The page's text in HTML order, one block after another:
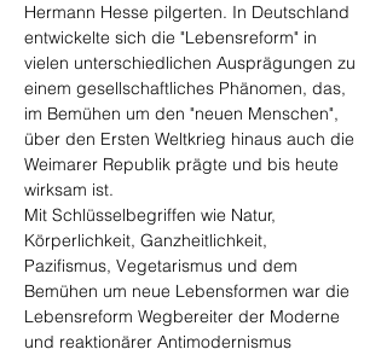
Hermann Hesse pilgerten. In Deutschland
entwickelte sich die "Lebensreform" in
vielen unterschiedlichen Ausprägungen zu
einem gesellschaftliches Phänomen, das,
im Bemühen um den "neuen Menschen",
über den Ersten Weltkrieg hinaus auch die
Weimarer Republik prägte und bis heute
wirksam ist.
Mit Schlüsselbegriffen wie Natur,
Körperlichkeit, Ganzheitlichkeit,
Pazifismus, Vegetarismus und dem
Bemühen um neue Lebensformen war die
Lebensreform Wegbereiter der Moderne
und reaktionärer Antimodernismus